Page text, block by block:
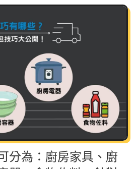
分為：廚房家具、廚